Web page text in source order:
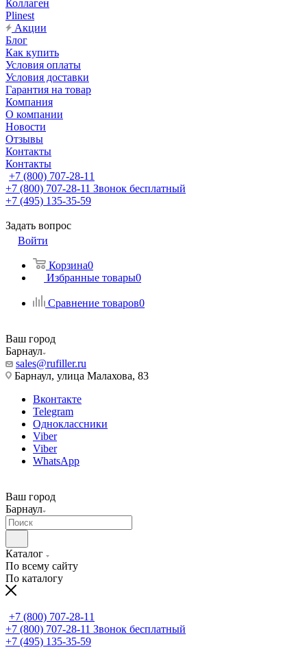
Коллаген
Plinest
Акции
Блог
Как купить
Условия оплаты
Условия доставки
Гарантия на товар
Компания
О компании
Новости
Отзывы
Контакты
Контакты
+7 (800) 707-28-11
+7 (800) 707-28-11 Звонок бесплатный
+7 (495) 135-35-59
Задать вопрос
Войти
Корзина0
Избранные товары0
Сравнение товаров0
Ваш город
Барнаул
sales@rufiller.ru
Барнаул, улица Малахова, 83
Вконтакте
Telegram
Одноклассники
Viber
Viber
WhatsApp
Ваш город
Барнаул
Каталог
По всему сайту
По каталогу
+7 (800) 707-28-11
+7 (800) 707-28-11 Звонок бесплатный
+7 (495) 135-35-59